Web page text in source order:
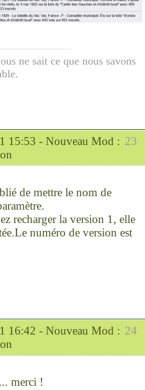
ne sait ce que nous savons
23
15:53 - Nouveau Mod :
de mettre le nom de
recharger la version 1, elle
numéro de version est
24
16:42 - Nouveau Mod :
merci !